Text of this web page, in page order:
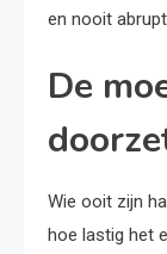
en nooit
De
Wie ooit zijn
hoe lastig het